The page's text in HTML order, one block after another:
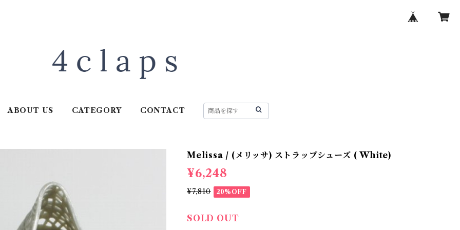
ABOUT US CATEGORY CONTACT
Melissa / (メリッサ) ストラップシューズ ( White)
¥6,248
¥7,810 20%OFF
SOLD OUT